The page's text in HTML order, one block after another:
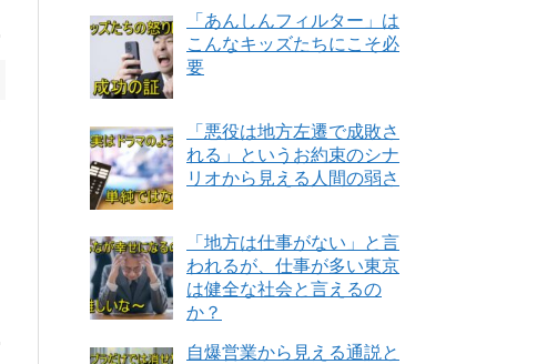
「あんしんフィルター」は
こんなキッズたちにこそ必
要
「悪役は地方左遷で成敗さ
れる」というお約束のシナ
リオから見える人間の弱さ
「地方は仕事がない」と言
われるが、仕事が多い東京
は健全な社会と言えるの
か？
自爆営業から見える通説と